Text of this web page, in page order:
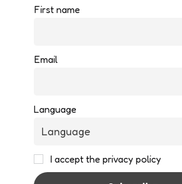
First name
Email
Language
I accept the privacy policy